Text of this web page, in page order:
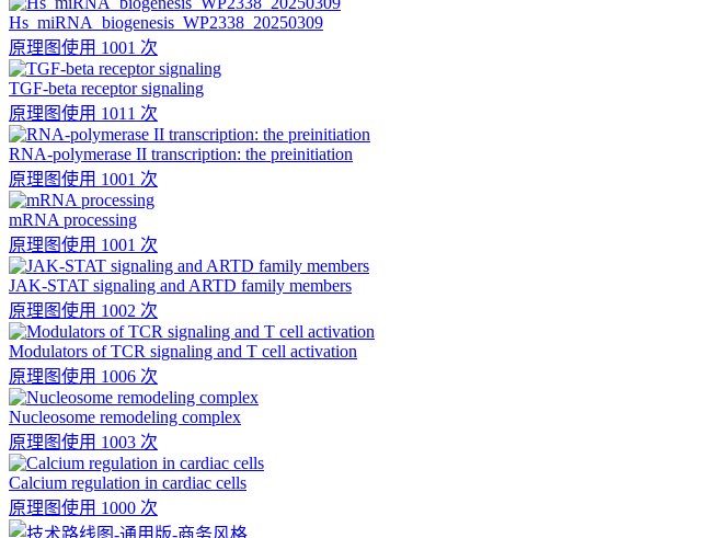
Hs_miRNA_biogenesis_WP2338_20250309
原理图使用 1001 次
TGF-beta receptor signaling
原理图使用 1011 次
RNA-polymerase II transcription: the preinitiation
原理图使用 1001 次
mRNA processing
原理图使用 1001 次
JAK-STAT signaling and ARTD family members
原理图使用 1002 次
Modulators of TCR signaling and T cell activation
原理图使用 1006 次
Nucleosome remodeling complex
原理图使用 1003 次
Calcium regulation in cardiac cells
原理图使用 1000 次